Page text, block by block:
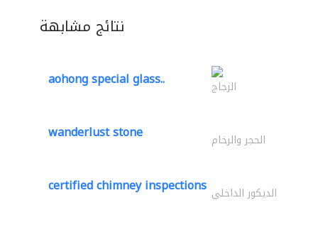
نتائج مشابهة
aohong special glass.. الزجاج
wanderlust stone الحجر والرخام
certified chimney inspections الديكور الداخلي